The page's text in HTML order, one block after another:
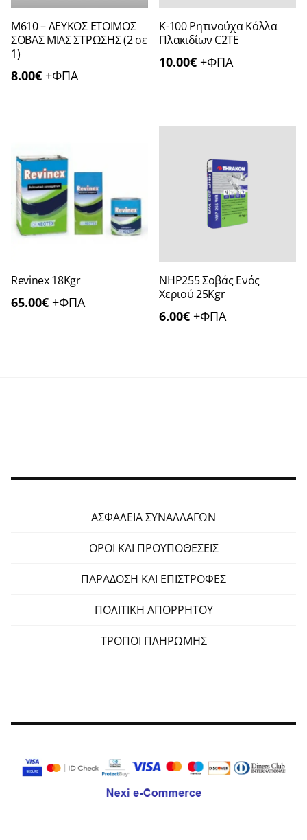
Μ610 – ΛΕΥΚΟΣ ΕΤΟΙΜΟΣ
ΣΟΒΑΣ ΜΙΑΣ ΣΤΡΩΣΗΣ (2 σε
1)
8.00€ +ΦΠΑ
Κ-100 Ρητινούχα Κόλλα
Πλακιδίων C2TE
10.00€ +ΦΠΑ
Revinex 18Kgr
65.00€ +ΦΠΑ
NHP255 Σοβάς Ενός
Χεριού 25Kgr
6.00€ +ΦΠΑ
ΑΣΦΑΛΕΙΑ ΣΥΝΑΛΛΑΓΩΝ
ΟΡΟΙ ΚΑΙ ΠΡΟΥΠΟΘΕΣΕΙΣ
ΠΑΡΑΔΟΣΗ ΚΑΙ ΕΠΙΣΤΡΟΦΕΣ
ΠΟΛΙΤΙΚΗ ΑΠΟΡΡΗΤΟΥ
ΤΡΟΠΟΙ ΠΛΗΡΩΜΗΣ